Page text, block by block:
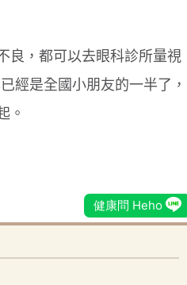
良，都可以去眼科診所量視
經是全國小朋友的一半了，
。